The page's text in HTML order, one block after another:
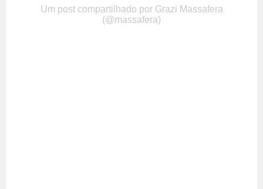
Um post compartilhado por Grazi Massafera
(@massafera)